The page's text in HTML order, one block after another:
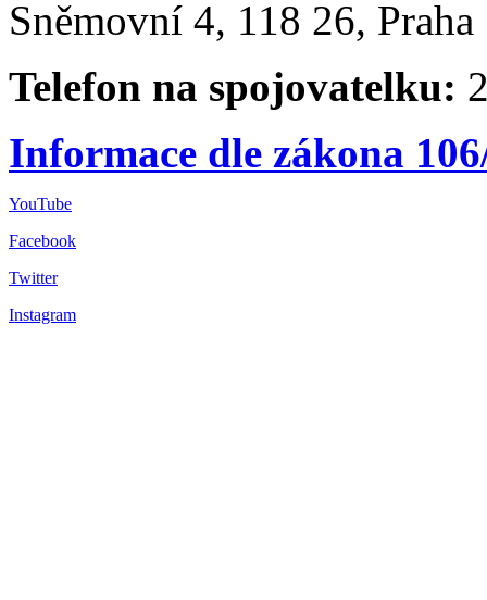
Sněmovní 4, 118 26,
Telefon na spojovatelku:
Informace dle zákona
YouTube
Facebook
Twitter
Instagram